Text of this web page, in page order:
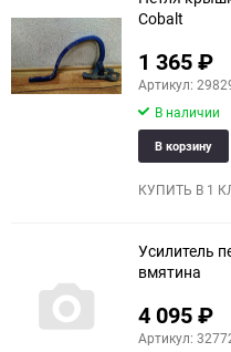
Cobalt
1 365₽
Артикул:
В наличии
В корзину
КУПИТЬ В 1
Усилитель
вмятина
4 095₽
Артикул: